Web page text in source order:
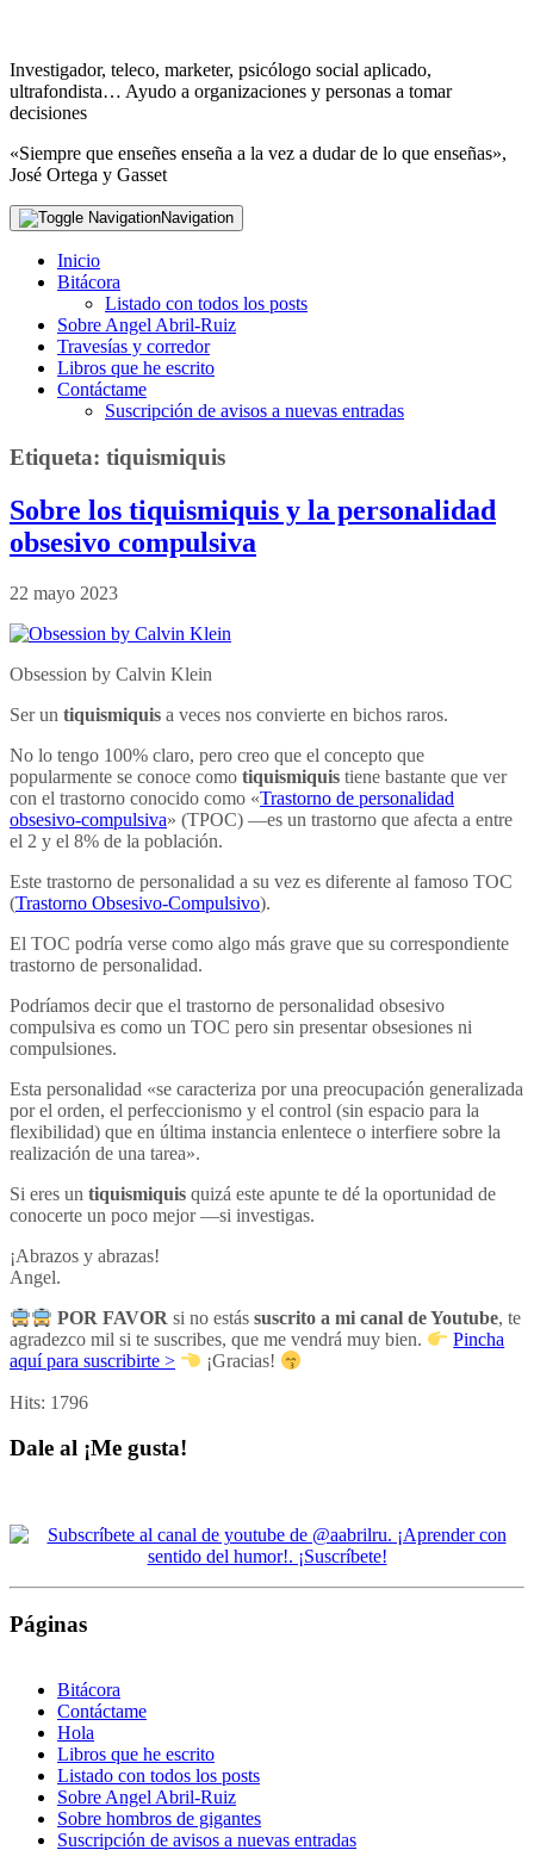
Investigador, teleco, marketer, psicólogo social aplicado,
ultrafondista… Ayudo a organizaciones y personas a tomar
decisiones
«Siempre que enseñes enseña a la vez a dudar de lo que enseñas»,
José Ortega y Gasset
Navigation
Inicio
Bitácora
Listado con todos los posts
Sobre Angel Abril-Ruiz
Travesías y corredor
Libros que he escrito
Contáctame
Suscripción de avisos a nuevas entradas
Etiqueta: tiquismiquis
Sobre los tiquismiquis y la personalidad
obsesivo compulsiva
22 mayo 2023
Obsession by Calvin Klein
Ser un tiquismiquis a veces nos convierte en bichos raros.
No lo tengo 100% claro, pero creo que el concepto que
popularmente se conoce como tiquismiquis tiene bastante que ver
con el trastorno conocido como «Trastorno de personalidad
obsesivo-compulsiva» (TPOC) —es un trastorno que afecta a entre
el 2 y el 8% de la población.
Este trastorno de personalidad a su vez es diferente al famoso TOC
(Trastorno Obsesivo-Compulsivo).
El TOC podría verse como algo más grave que su correspondiente
trastorno de personalidad.
Podríamos decir que el trastorno de personalidad obsesivo
compulsiva es como un TOC pero sin presentar obsesiones ni
compulsiones.
Esta personalidad «se caracteriza por una preocupación generalizada
por el orden, el perfeccionismo y el control (sin espacio para la
flexibilidad) que en última instancia enlentece o interfiere sobre la
realización de una tarea».
Si eres un tiquismiquis quizá este apunte te dé la oportunidad de
conocerte un poco mejor —si investigas.
¡Abrazos y abrazas!
Angel.
POR FAVOR si no estássuscrito a mi canal de Youtube, te
agradezco mil si te suscribes, que me vendrá muy bien.
Pincha
aquí para suscribirte >
¡Gracias!
Hits: 1796
Dale al ¡Me gusta!
Páginas
Bitácora
Contáctame
Hola
Libros que he escrito
Listado con todos los posts
Sobre Angel Abril-Ruiz
Sobre hombros de gigantes
Suscripción de avisos a nuevas entradas